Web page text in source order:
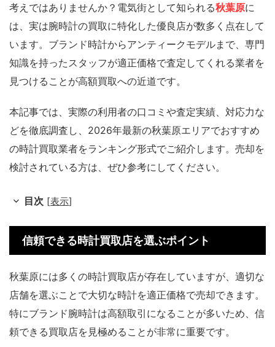
考えではありませんか？電気街として知られる秋葉原に
は、実は腕時計の買取に特化した優良店が数多く点在して
います。ブランド時計からアンティークモデルまで、専門
知識を持ったスタッフが適正価格で査定してくれる業者を
見つけることが高額買取への近道です。
本記事では、実際の利用者の口コミや査定実績、対応力な
どを徹底調査し、2026年最新の秋葉原エリアでおすすめ
の時計買取業者をランキング形式でご紹介します。売却を
検討されている方は、ぜひ参考にしてください。
目次 [表示]
信頼できる時計買取店を選ぶポイント
秋葉原には多くの時計買取店が存在していますが、適切な
店舗を選ぶことで大切な時計を適正価格で売却できます。
特にブランド腕時計は高額取引になることが多いため、信
頼できる買取店を見極めることが非常に重要です。